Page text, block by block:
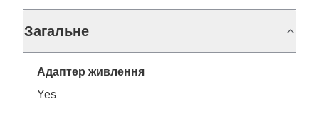
Загальне
Адаптер живлення
Yes